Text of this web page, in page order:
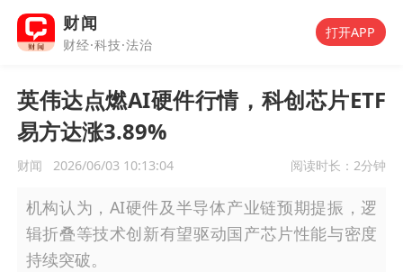
财闻
财经·科技·法治
打开APP
英伟达点燃AI硬件行情，科创芯片ETF
易方达涨3.89%
财闻 2026/06/03 10:13:04 阅读时长： 2分钟
机构认为，AI硬件及半导体产业链预期提振，逻
辑折叠等技术创新有望驱动国产芯片性能与密度
持续突破。